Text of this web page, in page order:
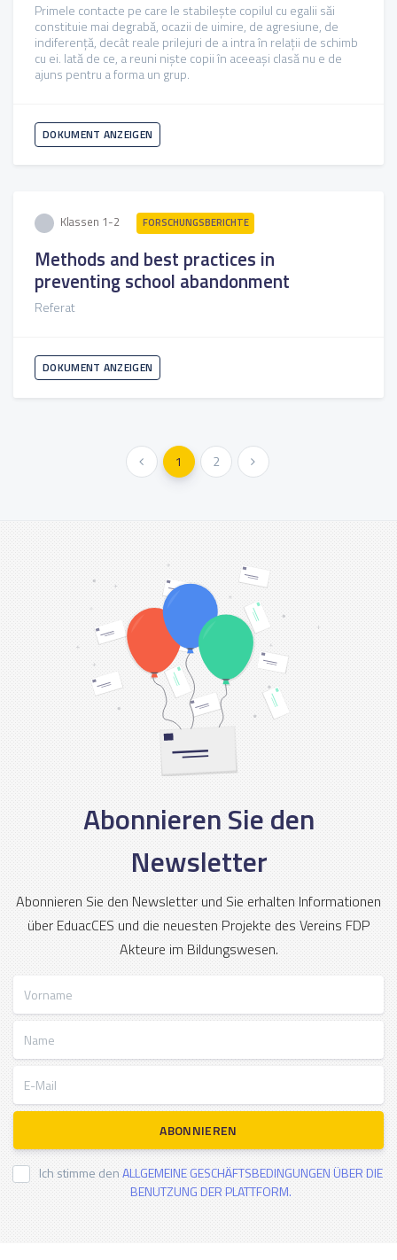
Primele contacte pe care le stabilește copilul cu egalii săi
constituie mai degrabă, ocazii de uimire, de agresiune, de
indiferență, decât reale prilejuri de a intra în relații de schimb
cu ei. Iată de ce, a reuni niște copii în aceeași clasă nu e de
ajuns pentru a forma un grup.
DOKUMENT ANZEIGEN
Klassen 1-2 FORSCHUNGSBERICHTE
Methods and best practices in
preventing school abandonment
Referat
DOKUMENT ANZEIGEN
« Vorher 1 2 Weiter »
Abonnieren Sie den
Newsletter
Abonnieren Sie den Newsletter und Sie erhalten Informationen
über EduacCES und die neuesten Projekte des Vereins FDP
Akteure im Bildungswesen.
ABONNIEREN
Ich stimme denALLGEMEINE GESCHÄFTSBEDINGUNGEN ÜBER DIE
BENUTZUNG DER PLATTFORM.